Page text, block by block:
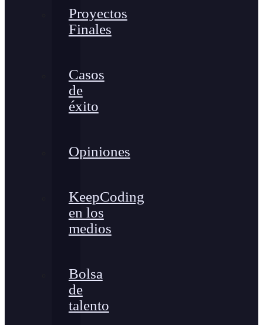
Proyectos
Finales
Casos
de
éxito
Opiniones
KeepCoding
en los
medios
Bolsa
de
talento